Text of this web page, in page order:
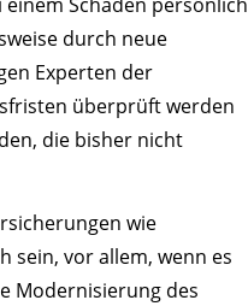
durch neue
Experten der
überprüft werden
die bisher nicht
wie
sein, vor allem, wenn es
Modernisierung des